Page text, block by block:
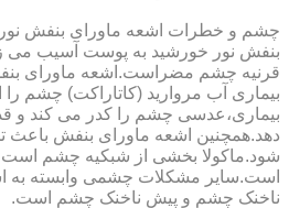
چشم و خطرات اشعه ماورای بنفش
بنفش نور خورشید به پوست آسیب می
بیماری آب مروارید (کاتاراکت) چشم
بیماری،عدسی چشم را کدر می کند و
دهد.همچنین اشعه ماورای بنفش باعث
شود.ماکولا بخشی از شبکیه چشم است
است.سایر مشکلات چشمی وابسته به
ناخنک چشم و پیش ناخنک چشم است.